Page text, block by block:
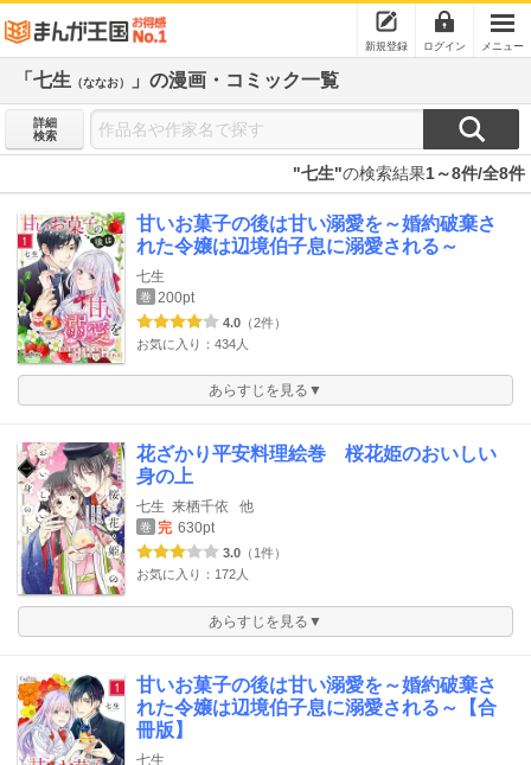
新規登録 ログイン メニュー
「七生 （ななお） 」の漫画・コミック一覧
詳細
検索
"七生"の検索結果1～8件/全8件
甘いお菓子の後は甘い溺愛を～婚約破棄さ
れた令嬢は辺境伯子息に溺愛される～
七生
巻 200pt
4.0 （2件）
お気に入り：434人
あらすじを見る▼
花ざかり平安料理絵巻 桜花姫のおいしい
身の上
七生 来栖千依 他
巻 完 630pt
3.0 （1件）
お気に入り：172人
あらすじを見る▼
甘いお菓子の後は甘い溺愛を～婚約破棄さ
れた令嬢は辺境伯子息に溺愛される～【合
冊版】
七生